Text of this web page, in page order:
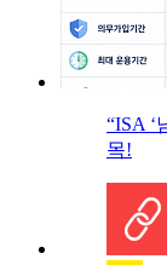
“ISA ‘
목!